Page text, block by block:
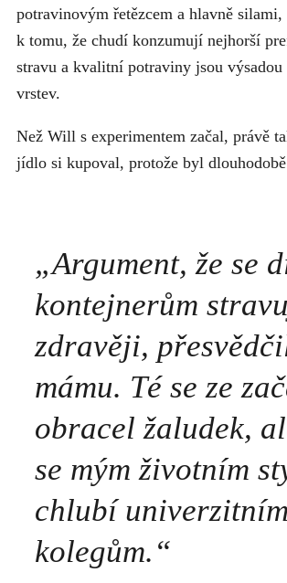
potravinovým řetězcem a hlavně silami,
k tomu, že chudí konzumují nejhorší
stravu a kvalitní potraviny jsou výsadou
vrstev.
Než Will s experimentem začal, právě
jídlo si kupoval, protože byl dlouhodobě
„Argument, že se
kontejnerům
zdravěji,
mámu. Té se ze
obracel žaludek,
se mým životním
chlubí univerzitním
kolegům.“